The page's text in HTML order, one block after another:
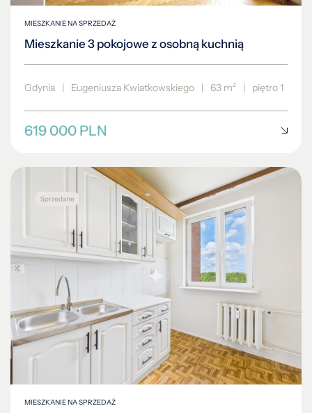
MIESZKANIE NA SPRZEDAŻ
Mieszkanie 3 pokojowe z osobną kuchnią
Gdynia | Eugeniusza Kwiatkowskiego | 63 m² | piętro 1
619 000 PLN
MIESZKANIE NA SPRZEDAŻ